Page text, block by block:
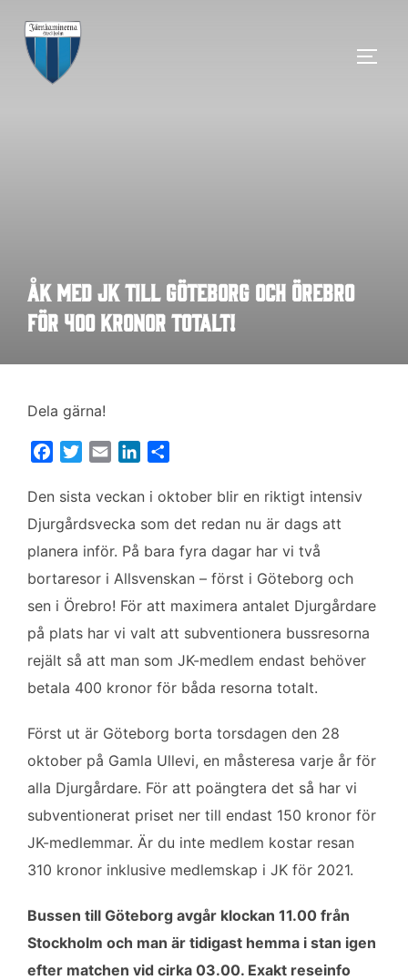
innehåll
Åk med JK till Göteborg och Örebro
för 400 kronor totalt!
Dela gärna!
c
e
b
o
o
k
i
t
e
r
a
i
n
k
d
I
n
l
a
Den sista veckan i oktober blir en riktigt intensiv
Djurgårdsvecka som det redan nu är dags att
planera inför. På bara fyra dagar har vi två
bortaresor i Allsvenskan – först i Göteborg och
sen i Örebro! För att maximera antalet Djurgårdare
på plats har vi valt att subventionera bussresorna
rejält så att man som JK-medlem endast behöver
betala 400 kronor för båda resorna totalt.
Först ut är Göteborg borta torsdagen den 28
oktober på Gamla Ullevi, en måsteresa varje år för
alla Djurgårdare. För att poängtera det så har vi
subventionerat priset ner till endast 150 kronor för
JK-medlemmar. Är du inte medlem kostar resan
310 kronor inklusive medlemskap i JK för 2021.
Bussen till Göteborg avgår klockan 11.00 från
Stockholm och man är tidigast hemma i stan igen
efter matchen vid cirka 03.00. Exakt reseinfo